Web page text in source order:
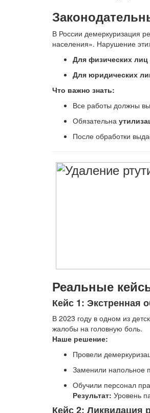
В России демеркуризация
населения». Нарушение
Для физических лиц
Для юридических
Что важно знать:
Все работы должны
Обязательна
После обработки
Реальные
Кейс 1: Экстренная
В 2023 году в одном из
жалобы на головную боль.
Наше решение:
Провели
Заменили напольное
Обучили персонал
Результат: Уровень
Кейс 2: Ликвидация